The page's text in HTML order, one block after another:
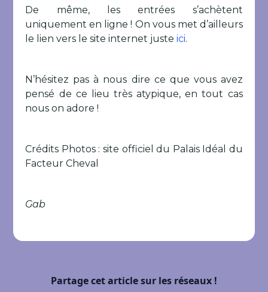
De même, les entrées s’achètent
uniquement en ligne ! On vous met d’ailleurs
le lien vers le site internet justeici.
N’hésitez pas à nous dire ce que vous avez
pensé de ce lieu très atypique, en tout cas
nous on adore !
Crédits Photos : site officiel du Palais Idéal du
Facteur Cheval
Gab
Partage cet article sur les réseaux !